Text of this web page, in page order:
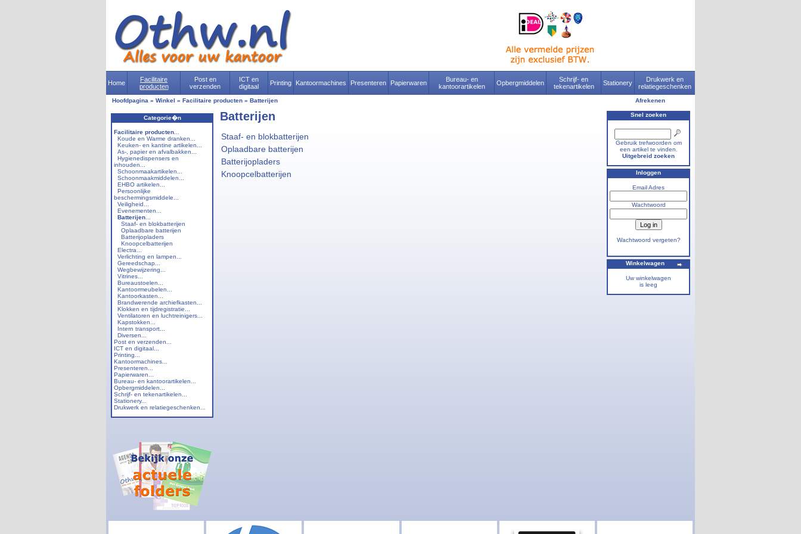
Home
Facilitaire
producten
Post en
verzenden
ICT en
digitaal
Printing Kantoormachines Presenteren Papierwaren
Bureau- en
kantoorartikelen
Opbergmiddelen
Schrijf- en
tekenartikelen
Stationery
Drukwerk en
relatiegeschenken
Hoofdpagina » Winkel » Facilitaire producten » Batterijen Afrekenen
Categorie�n
Facilitaire producten
Koude en Warme dranken...
Keuken- en kantine artikelen...
As-, papier en afvalbakken...
Hygienedispensers en
inhouden...
Schoonmaakartikelen...
Schoonmaakmiddelen...
EHBO artikelen...
Persoonlijke
beschermingsmiddele...
Veiligheid...
Evenementen...
Batterijen
Staaf- en blokbatterijen
Oplaadbare batterijen
Batterijopladers
Knoopcelbatterijen
Electra...
Verlichting en lampen...
Gereedschap...
Wegbewijzering...
Vitrines...
Bureaustoelen...
Kantoormeubelen...
Kantoorkasten...
Brandwerende archiefkasten...
Klokken en tijdregistratie...
Ventilatoren en luchtreinigers...
Kapstokken...
Intern transport...
Diversen...
Post en verzenden...
ICT en digitaal...
Printing...
Kantoormachines...
Presenteren...
Papierwaren...
Bureau- en kantoorartikelen...
Opbergmiddelen...
Schrijf- en tekenartikelen...
Stationery...
Drukwerk en relatiegeschenken...
Batterijen
Staaf- en blokbatterijen
Oplaadbare batterijen
Batterijopladers
Knoopcelbatterijen
Snel zoeken
Gebruik trefwoorden om
een artikel te vinden.
Uitgebreid zoeken
Inloggen
Email Adres
Wachtwoord
Wachtwoord vergeten?
Winkelwagen
Uw winkelwagen
is leeg